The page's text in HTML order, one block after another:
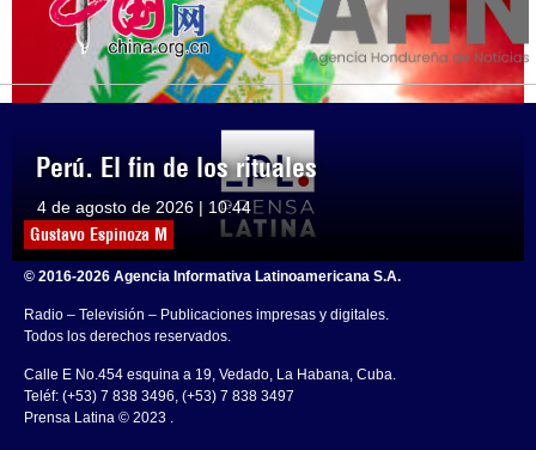
Perú. El fin de los rituales
4 de agosto de 2026 | 10:44
Gustavo Espinoza M
© 2016-2026 Agencia Informativa Latinoamericana S.A.
Radio – Televisión – Publicaciones impresas y digitales.
Todos los derechos reservados.
Calle E No.454 esquina a 19, Vedado, La Habana, Cuba.
Teléf: (+53) 7 838 3496, (+53) 7 838 3497
Prensa Latina © 2023 .